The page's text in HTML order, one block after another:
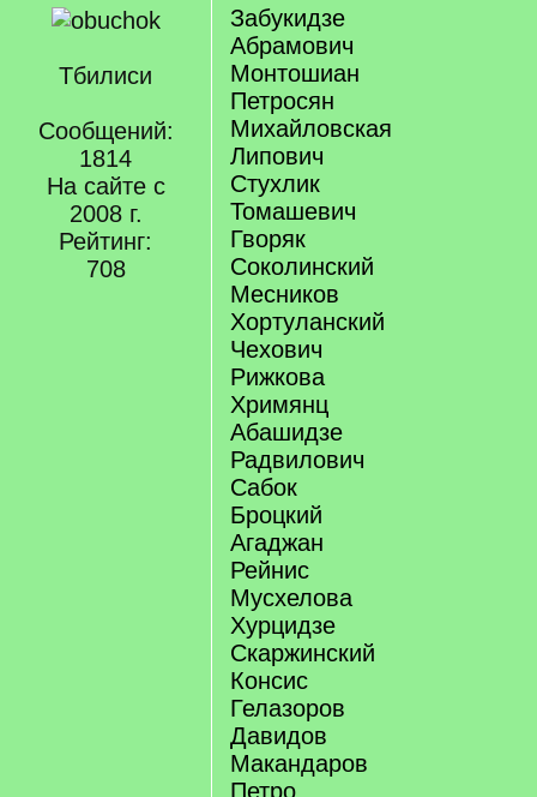
Тбилиси
Сообщений:
1814
На сайте с
2008 г.
Рейтинг:
708
Забукидзе
Абрамович
Монтошиан
Петросян
Михайловская
Липович
Стухлик
Томашевич
Гворяк
Соколинский
Месников
Хортуланский
Чехович
Рижкова
Хримянц
Абашидзе
Радвилович
Сабок
Броцкий
Агаджан
Рейнис
Мусхелова
Хурцидзе
Скаржинский
Консис
Гелазоров
Давидов
Макандаров
Петро